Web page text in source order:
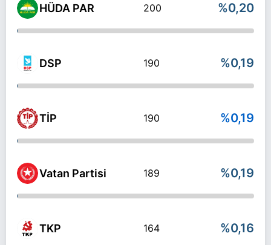
HÜDA PAR 200 %0,20
DSP 190 %0,19
TİP 190 %0,19
Vatan Partisi 189 %0,19
TKP 164 %0,16